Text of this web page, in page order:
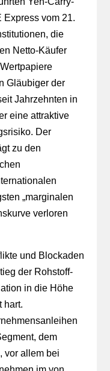
Express vom 21.
die
Netto-Käufer
Gläubiger der
Jahrzehnten in
eine attraktive
Der
zu den
„marginalen
verloren
und Blockaden
der Rohstoff-
in die Höhe
hart.
dem
vor allem bei